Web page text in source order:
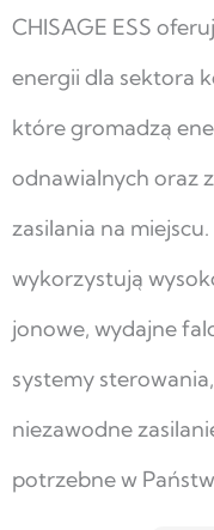
CHISAGE ESS
energii dla sektora
które gromadzą
odnawialnych oraz
zasilania na
wykorzystują
jonowe, wydajne
systemy
niezawodne
potrzebne w